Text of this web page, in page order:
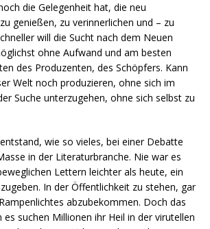
die Gelegenheit hat, die neu
genießen, zu verinnerlichen und – zu
will die Sucht nach dem Neuen
ohne Aufwand und am besten
des Produzenten, des Schöpfers. Kann
Welt noch produzieren, ohne sich im
Suche unterzugehen, ohne sich selbst zu
wie so vieles, bei einer Debatte
in der Literaturbranche. Nie war es
Lettern leichter als heute, ein
In der Öffentlichkeit zu stehen, gar
abzubekommen. Doch das
es suchen Millionen ihr Heil in der virutellen